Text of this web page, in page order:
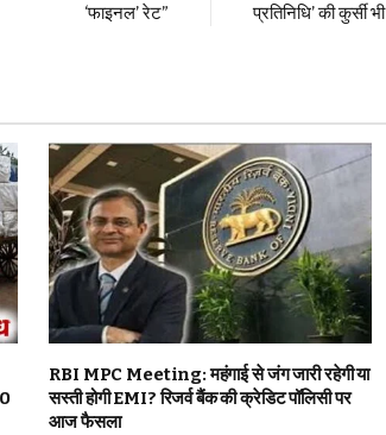
‘फाइनल’ रेट”
प्रतिनिधि’ की
RBI MPC Meeting: महंगाई से जंग जारी रहेगी या
सस्ती होगी EMI? रिजर्व बैंक की क्रेडिट पॉलिसी पर
आज फैसला